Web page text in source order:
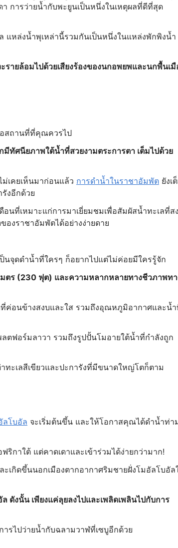
การว่ายน้ำกับพะยูนเป็นหนึ่งในเหตุผลที่ดีที่สุด
หล่งน้ำพุเหล่านี้รวมกันเป็นหนึ่งในแหล่งพักพิงน้ำ
ายล้อมไปด้วยเสียงร้องของนกอพยพและนกพื้นเมื
อสถานที่ที่คุณควรไป
ทัศนียภาพใต้น้ำที่สวยงามตระการตา เต็มไปด้วย
เคยเห็นมาก่อนแล้ว การดำน้ำในราชาอัมพัตยังเ
งอีกด้วย
นที่เหมาะแก่การมาเยี่ยมชมเพื่อสัมผัสน้ำทะเลที่ส
งราชาอัมพัตได้อย่างง่ายดาย
นจุดดำน้ำที่ใครๆ ก็อยากไปแต่ไม่ค่อยมีใครรู้จัก
ตร (230 ฟุต) และความหลากหลายทางชีวภาพท
ค่อนข้างสงบและใส รวมถึงอุณหภูมิอากาศและน้
ตฟอร์มลาวา รวมถึงรูปปั้นโมอายใต้น้ำที่กำลังถูก
ทะเลสีเขียวและปะการังที่มีขนาดใหญ่โตก็ตาม
ลโบอัล จะเริ่มต้นขึ้น และให้โอกาสคุณได้ดำน้ำท่า
กาใต้ แต่คาดเดาและเข้าร่วมได้ง่ายกว่ามาก!
กิดขึ้นนอกเมืองตากอากาศริมชายฝั่งโมอัลโบอัล
งนั้น เพียงแค่ลุยลงไปและเพลิดเพลินไปกับการ
รไปว่ายน้ำกับฉลามวาฬที่เซบูอีกด้วย